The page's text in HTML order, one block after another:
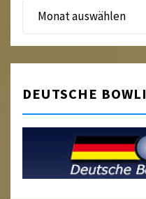
Beitragsarchiv
DEUTSCHE